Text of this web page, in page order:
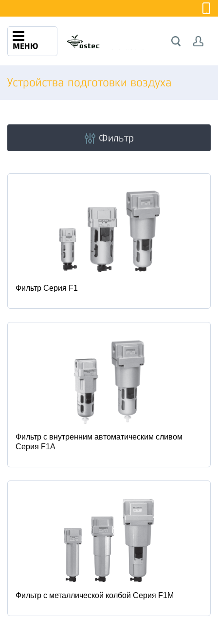
МЕНЮ
Устройства подготовки воздуха
Фильтр
Фильтр Серия F1
Фильтр с внутренним автоматическим сливом
Серия F1А
Фильтр с металлической колбой Серия F1M